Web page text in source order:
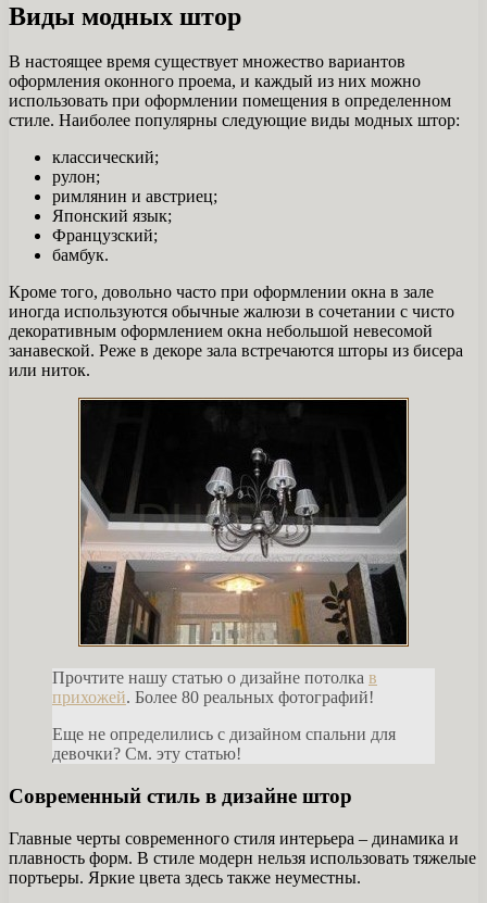
Виды модных штор
В настоящее время существует множество вариантов
оформления оконного проема, и каждый из них можно
использовать при оформлении помещения в определенном
стиле. Наиболее популярны следующие виды модных штор:
классический;
рулон;
римлянин и австриец;
Японский язык;
Французский;
бамбук.
Кроме того, довольно часто при оформлении окна в зале
иногда используются обычные жалюзи в сочетании с чисто
декоративным оформлением окна небольшой невесомой
занавеской. Реже в декоре зала встречаются шторы из бисера
или ниток.
Прочтите нашу статью о дизайне потолка в
прихожей. Более 80 реальных фотографий!
Еще не определились с дизайном спальни для
девочки? См. эту статью!
Современный стиль в дизайне штор
Главные черты современного стиля интерьера – динамика и
плавность форм. В стиле модерн нельзя использовать тяжелые
портьеры. Яркие цвета здесь также неуместны.